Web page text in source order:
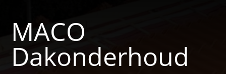
MACO
Dakonderhoud